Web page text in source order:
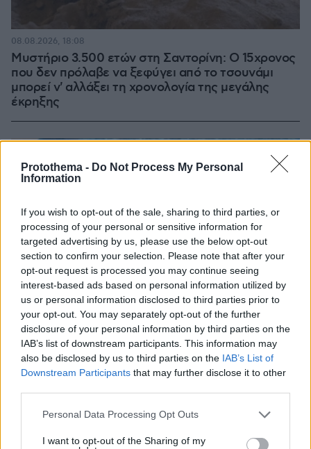
Protothema - Do Not Process My Personal
Information
If you wish to opt-out of the sale, sharing to third parties, or
processing of your personal or sensitive information for
targeted advertising by us, please use the below opt-out
section to confirm your selection. Please note that after your
opt-out request is processed you may continue seeing
interest-based ads based on personal information utilized by
us or personal information disclosed to third parties prior to
your opt-out. You may separately opt-out of the further
disclosure of your personal information by third parties on the
IAB’s list of downstream participants. This information may
also be disclosed by us to third parties on the IAB’s List of
Downstream Participants that may further disclose it to other
Please note that this website/app uses one or more Google
not limited to your visit or usage behaviour. You may click to
Personal Data Processing Opt Outs
I want to opt-out of the Sharing of my
Μυστήριο 3.500 ετών στη Σαντορίνη: Ο 15χρονος
που δεν πρόλαβε να ξεφύγει από το τσουνάμι
μπορεί ν' αλλάξει τη χρονολογία της μεγάλης
έκρηξης
08.08.2026, 18:08
08.08.2026, 21:22